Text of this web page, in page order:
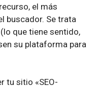
el más
buscador. Se trata
que tiene sentido,
su plataforma para
tu sitio «SEO-